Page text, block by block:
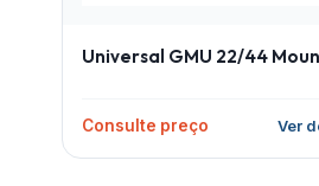
Universal GMU 22/44
Consulte preço Ver